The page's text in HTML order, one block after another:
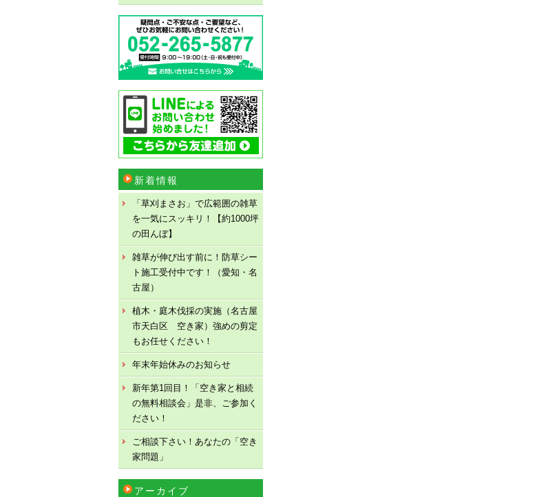
新着情報
「草刈まさお」で広範囲の雑草
を一気にスッキリ！【約1000坪
の田んぼ】
雑草が伸び出す前に！防草シー
ト施工受付中です！（愛知・名
古屋）
植木・庭木伐採の実施（名古屋
市天白区 空き家）強めの剪定
もお任せください！
年末年始休みのお知らせ
新年第1回目！「空き家と相続
の無料相談会」是非、ご参加く
ださい！
ご相談下さい！あなたの「空き
家問題」
アーカイブ